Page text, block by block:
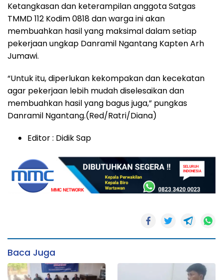
Ketangkasan dan keterampilan anggota Satgas
TMMD 112 Kodim 0818 dan warga ini akan
membuahkan hasil yang maksimal dalam setiap
pekerjaan ungkap Danramil Ngantang Kapten Arh
Jumawi.
“Untuk itu, diperlukan kekompakan dan kecekatan
agar pekerjaan lebih mudah diselesaikan dan
membuahkan hasil yang bagus juga,” pungkas
Danramil Ngantang.(Red/Ratri/Diana)
Editor : Didik Sap
Baca Juga